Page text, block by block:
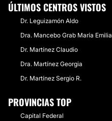
ÚLTIMOS CENTROS VISTOS
Dr. Leguizamón Aldo
Dra. Mancebo Grab María Emilia
Dr. Martínez Claudio
Dra. Martínez Georgia
Dr. Martínez Sergio R.
PROVINCIAS TOP
Capital Federal